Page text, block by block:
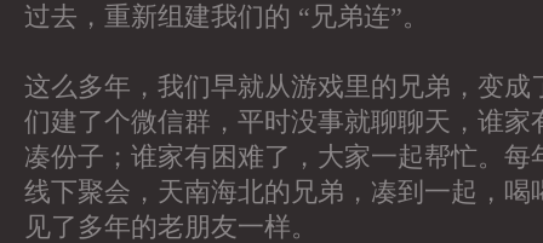
过去，重新组建我们的 “兄弟连”。
这么多年，我们早就从游戏里的兄弟，变成
们建了个微信群，平时没事就聊聊天，谁家
凑份子；谁家有困难了，大家一起帮忙。每
线下聚会，天南海北的兄弟，凑到一起，喝
见了多年的老朋友一样。